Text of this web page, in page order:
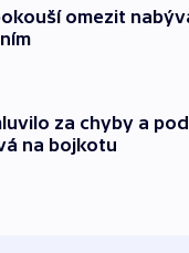
omezit
za chyby a
na bojkotu